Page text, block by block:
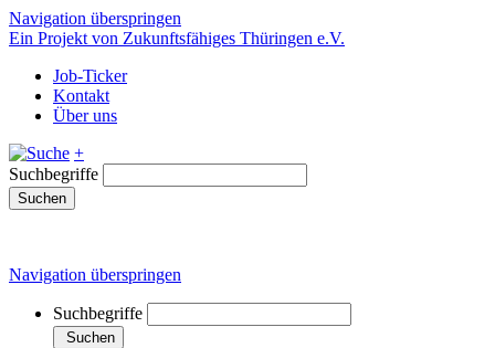
Navigation überspringen
Ein Projekt von Zukunftsfähiges Thüringen e.V.
Job-Ticker
Kontakt
Über uns
+
Suchbegriffe
Suchen
Navigation überspringen
Suchbegriffe
Suchen